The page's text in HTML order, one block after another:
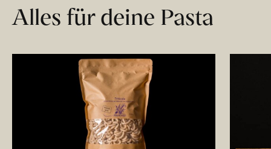
Alles für deine Pasta